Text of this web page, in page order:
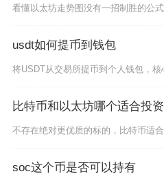
usdt如何提币到钱包
比特币和以太坊哪个适合投资
soc这个币是否可以持有